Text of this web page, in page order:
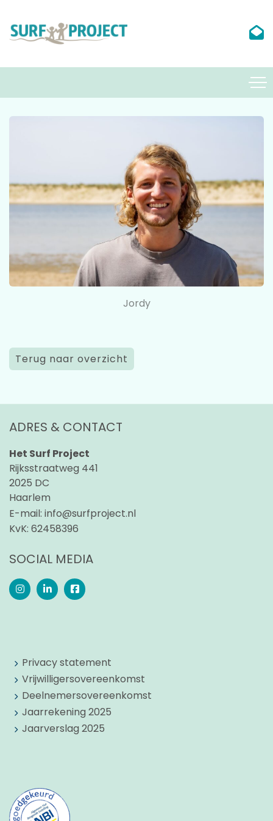
Jordy
Terug naar overzicht
ADRES & CONTACT
Het Surf Project
Rijksstraatweg 441
2025 DC
Haarlem
E-mail: info@surfproject.nl
KvK: 62458396
SOCIAL MEDIA
Privacy statement
Vrijwilligersovereenkomst
Deelnemersovereenkomst
Jaarrekening 2025
Jaarverslag 2025